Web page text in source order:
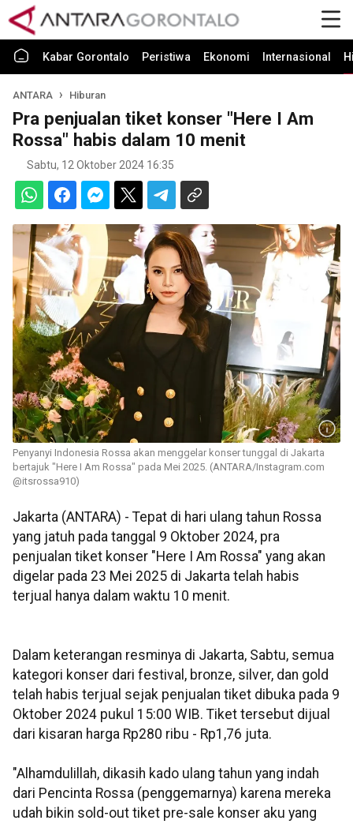
Kabar Gorontalo Peristiwa Ekonomi Internasional
ANTARA Hiburan
Pra penjualan tiket konser "Here I Am
Rossa" habis dalam 10 menit
Sabtu, 12 Oktober 2024 16:35
Penyanyi Indonesia Rossa akan menggelar konser tunggal di Jakarta
bertajuk "Here I Am Rossa" pada Mei 2025. (ANTARA/Instagram.com
@itsrossa910)
Jakarta (ANTARA) - Tepat di hari ulang tahun Rossa
yang jatuh pada tanggal 9 Oktober 2024, pra
penjualan tiket konser "Here I Am Rossa" yang akan
digelar pada 23 Mei 2025 di Jakarta telah habis
terjual hanya dalam waktu 10 menit.
Dalam keterangan resminya di Jakarta, Sabtu, semua
kategori konser dari festival, bronze, silver, dan gold
telah habis terjual sejak penjualan tiket dibuka pada 9
Oktober 2024 pukul 15:00 WIB. Tiket tersebut dijual
dari kisaran harga Rp280 ribu - Rp1,76 juta.
"Alhamdulillah, dikasih kado ulang tahun yang indah
dari Pencinta Rossa (penggemarnya) karena mereka
udah bikin sold-out tiket pre-sale konser aku yang